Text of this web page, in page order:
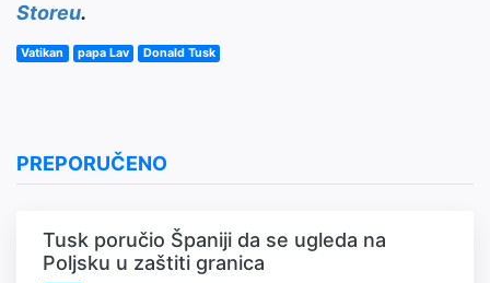
Storeu.
Vatikan papa Lav Donald Tusk
PREPORUČENO
Tusk poručio Španiji da se ugleda na
Poljsku u zaštiti granica